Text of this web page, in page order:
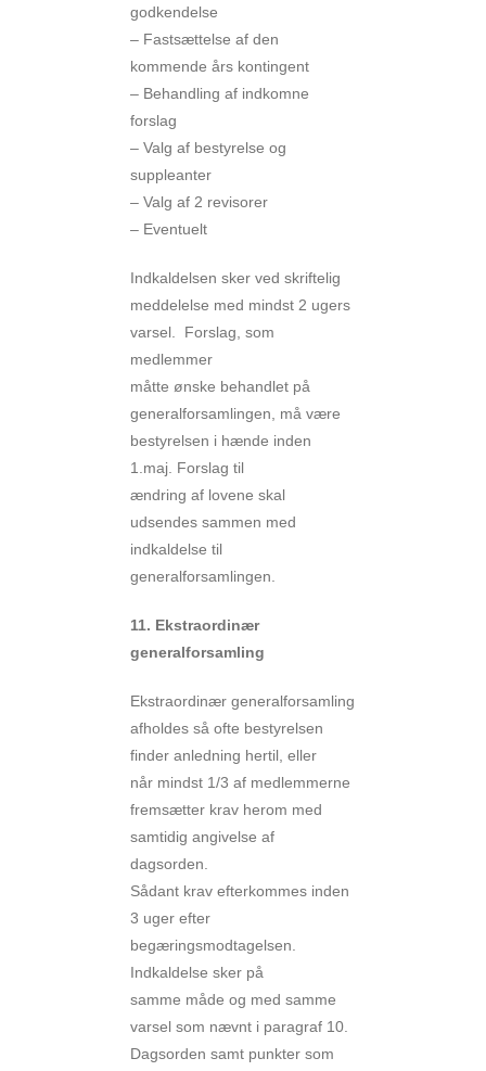
godkendelse
– Fastsættelse af den
kommende års kontingent
– Behandling af indkomne
forslag
– Valg af bestyrelse og
suppleanter
– Valg af 2 revisorer
– Eventuelt
Indkaldelsen sker ved skriftelig
meddelelse med mindst 2 ugers
varsel. Forslag, som
medlemmer
måtte ønske behandlet på
generalforsamlingen, må være
bestyrelsen i hænde inden
1.maj. Forslag til
ændring af lovene skal
udsendes sammen med
indkaldelse til
generalforsamlingen.
11. Ekstraordinær
generalforsamling
Ekstraordinær generalforsamling
afholdes så ofte bestyrelsen
finder anledning hertil, eller
når mindst 1/3 af medlemmerne
fremsætter krav herom med
samtidig angivelse af
dagsorden.
Sådant krav efterkommes inden
3 uger efter
begæringsmodtagelsen.
Indkaldelse sker på
samme måde og med samme
varsel som nævnt i paragraf 10.
Dagsorden samt punkter som